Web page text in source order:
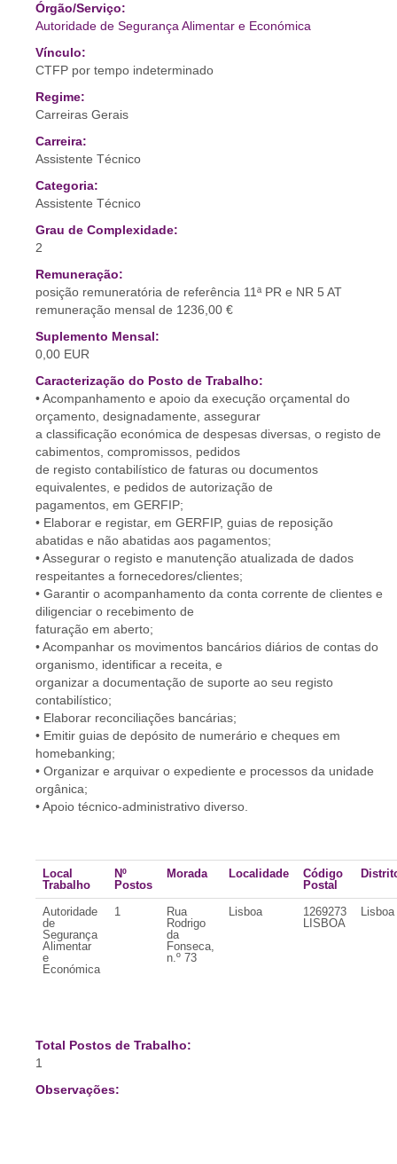
Órgão/Serviço:
Autoridade de Segurança Alimentar e Económica
Vínculo:
CTFP por tempo indeterminado
Regime:
Carreiras Gerais
Carreira:
Assistente Técnico
Categoria:
Assistente Técnico
Grau de Complexidade:
2
Remuneração:
posição remuneratória de referência 11ª PR e NR 5 AT
remuneração mensal de 1236,00 €
Suplemento Mensal:
0,00 EUR
Caracterização do Posto de Trabalho:
• Acompanhamento e apoio da execução orçamental do
orçamento, designadamente, assegurar
a classificação económica de despesas diversas, o registo de
cabimentos, compromissos, pedidos
de registo contabilístico de faturas ou documentos
equivalentes, e pedidos de autorização de
pagamentos, em GERFIP;
• Elaborar e registar, em GERFIP, guias de reposição
abatidas e não abatidas aos pagamentos;
• Assegurar o registo e manutenção atualizada de dados
respeitantes a fornecedores/clientes;
• Garantir o acompanhamento da conta corrente de clientes e
diligenciar o recebimento de
faturação em aberto;
• Acompanhar os movimentos bancários diários de contas do
organismo, identificar a receita, e
organizar a documentação de suporte ao seu registo
contabilístico;
• Elaborar reconciliações bancárias;
• Emitir guias de depósito de numerário e cheques em
homebanking;
• Organizar e arquivar o expediente e processos da unidade
orgânica;
• Apoio técnico-administrativo diverso.
Local
Trabalho
Nº
Postos
Morada Localidade
Código
Postal
Autoridade
de
Segurança
Alimentar
e
Económica
1
Rua
Rodrigo
da
Fonseca,
n.º 73
Lisboa
1269273
LISBOA
Lisboa
Total Postos de Trabalho:
1
Observações: